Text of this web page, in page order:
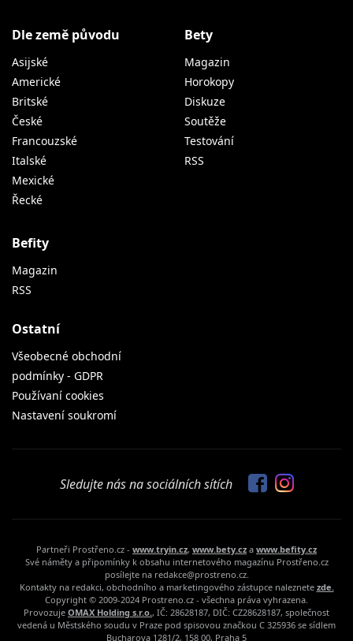
Dle země původu
Asijské
Americké
Britské
České
Francouzské
Italské
Mexické
Řecké
Bety
Magazin
Horokopy
Diskuze
Soutěže
Testování
RSS
Befity
Magazin
RSS
Ostatní
Všeobecné obchodní
podmínky - GDPR
Používaní cookies
Nastavení soukromí
Sledujte nás na sociálních sítích
Partneři Prostřeno.cz - www.tryin.cz, www.bety.cz a www.befity.cz
Své náměty a připomínky k obsahu internetového magazínu Prostřeno.cz
posílejte na redakce@prostreno.cz.
Kontakty na redakci, obchodního a marketingového zástupce naleznete zde.
Copyright © 2009-2024 Prostreno.cz - všechna práva vyhrazena.
Provozuje OMAX Holding s.r.o., IČ: 28628187, DIČ: CZ28628187, společnost
vedená u Městského soudu v Praze pod spisovou značkou C 325936 se sídlem
Bucharova 1281/2, 158 00, Praha 5